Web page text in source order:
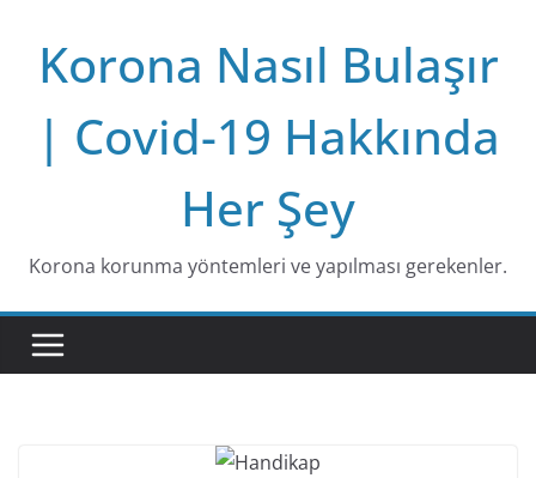
contentKorona Nasıl Bulaşır
| Covid-19 Hakkında
Her Şey
Korona korunma yöntemleri ve yapılması gerekenler.